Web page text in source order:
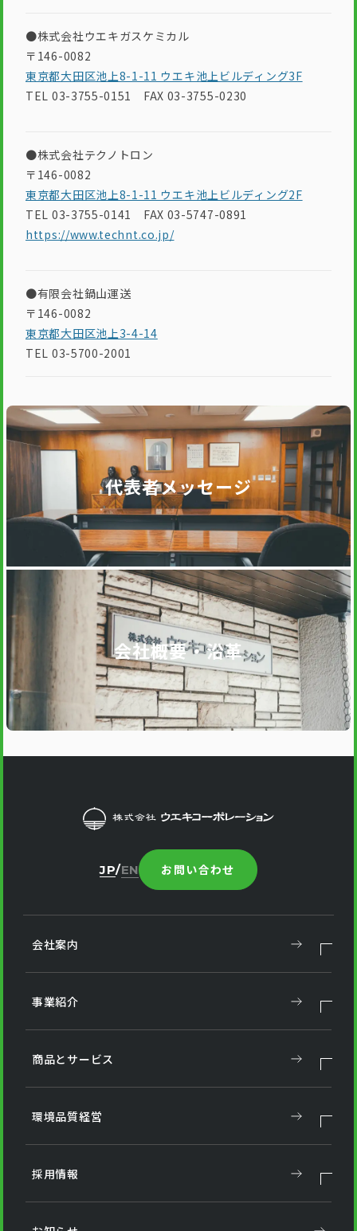
●株式会社ウエキガスケミカル
〒146-0082
東京都大田区池上8-1-11 ウエキ池上ビルディング3F
TEL 03-3755-0151 FAX 03-3755-0230
●株式会社テクノトロン
〒146-0082
東京都大田区池上8-1-11 ウエキ池上ビルディング2F
TEL 03-3755-0141 FAX 03-5747-0891
https://www.technt.co.jp/
●有限会社鍋山運送
〒146-0082
東京都大田区池上3-4-14
TEL 03-5700-2001​​
代表者メッセージ
会社概要・沿革
JP EN お問い合わせ
会社案内
事業紹介
商品とサービス
環境品質経営
採用情報